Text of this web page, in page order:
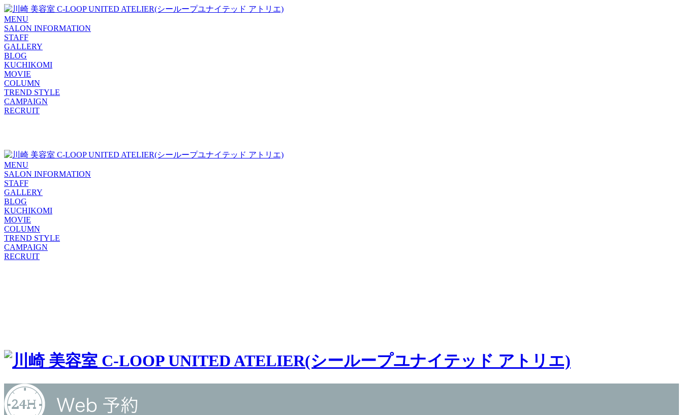
MENU
SALON INFORMATION
STAFF
GALLERY
BLOG
KUCHIKOMI
MOVIE
COLUMN
TREND STYLE
CAMPAIGN
RECRUIT
MENU
SALON INFORMATION
STAFF
GALLERY
BLOG
KUCHIKOMI
MOVIE
COLUMN
TREND STYLE
CAMPAIGN
RECRUIT